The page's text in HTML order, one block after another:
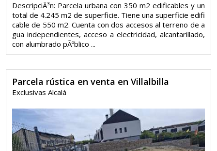
DescripciÃ³n: Parcela urbana con 350 m2 edificables y un
total de 4.245 m2 de superficie. Tiene una superficie edifi
cable de 550 m2. Cuenta con dos accesos al terreno de a
gua independientes, acceso a electricidad, alcantarillado,
con alumbrado pÃºblico ...
Parcela rústica en venta en Villalbilla
Exclusivas Alcalá